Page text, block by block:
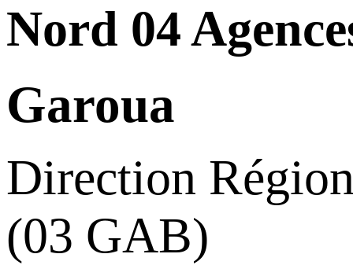
Nord 04
Garoua
Direction
(03 GAB)